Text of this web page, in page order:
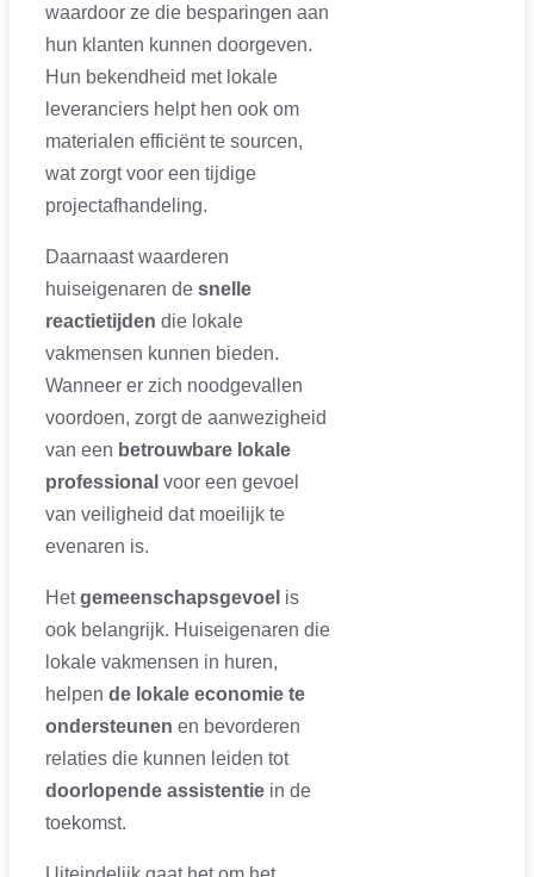
waardoor ze die besparingen aan
hun klanten kunnen doorgeven.
Hun bekendheid met lokale
leveranciers helpt hen ook om
materialen efficiënt te sourcen,
wat zorgt voor een tijdige
projectafhandeling.
Daarnaast waarderen
huiseigenaren de snelle
reactietijden die lokale
vakmensen kunnen bieden.
Wanneer er zich noodgevallen
voordoen, zorgt de aanwezigheid
van een betrouwbare lokale
professional voor een gevoel
van veiligheid dat moeilijk te
evenaren is.
Hetgemeenschapsgevoel is
ook belangrijk. Huiseigenaren die
lokale vakmensen in huren,
helpen de lokale economie te
ondersteunen en bevorderen
relaties die kunnen leiden tot
doorlopende assistentie in de
toekomst.